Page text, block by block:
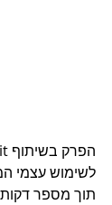
לשימוש עצמי
תוך מספר דקות